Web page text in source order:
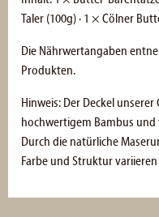
Taler (100g) · 1 × Cölner
Die Nährwertangaben
Produkten.
Hinweis: Der Deckel
hochwertigem Bambus
Durch die natürliche
Farbe und Struktur